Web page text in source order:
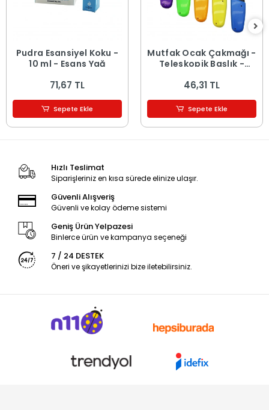
Pudra Esansiyel Koku -
10 ml - Esans Yağ
71,67 TL
Sepete Ekle
Mutfak Ocak Çakmağı -
Teleskopik Başlık -
46,31 TL
Sepete Ekle
Hızlı Teslimat
Siparişleriniz en kısa sürede elinize ulaşır.
Güvenli Alışveriş
Güvenli ve kolay ödeme sistemi
Geniş Ürün Yelpazesi
Binlerce ürün ve kampanya seçeneği
7 / 24 DESTEK
Öneri ve şikayetlerinizi bize iletebilirsiniz.